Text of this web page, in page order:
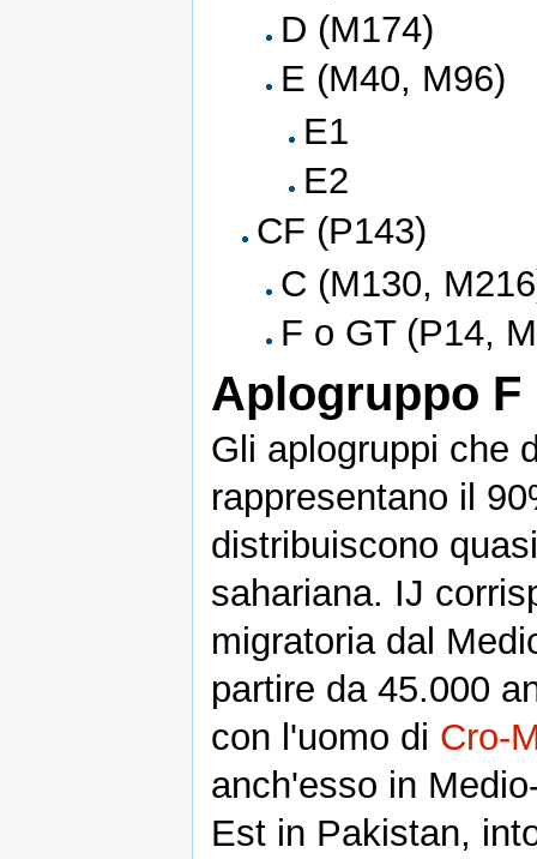
D (M174)
E (M40, M96)
E1
E2
CF (P143)
C (M130,
F o GT (P14,
Aplogruppo F
Gli aplogruppi che
rappresentano il
distribuiscono
sahariana. IJ
migratoria dal
partire da 45.000
con l'uomo di Cro-
anch'esso in
Est in Pakistan,